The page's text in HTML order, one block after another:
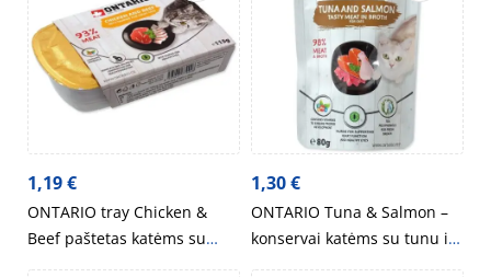
1,19€
ONTARIO tray Chicken &
Beef paštetas katėms su
vištiena, jautiena, taurinu
1,30€
ONTARIO Tuna & Salmon –
konservai katėms su tunu ir
lašiša sultinyje 80g